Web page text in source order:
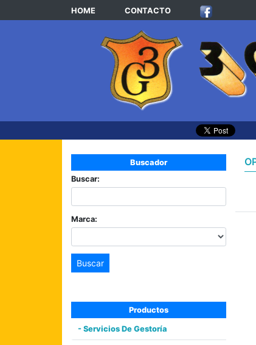
HOME CONTACTO
Buscador
Buscar:
Marca:
Buscar
Productos
- Servicios De Gestoría